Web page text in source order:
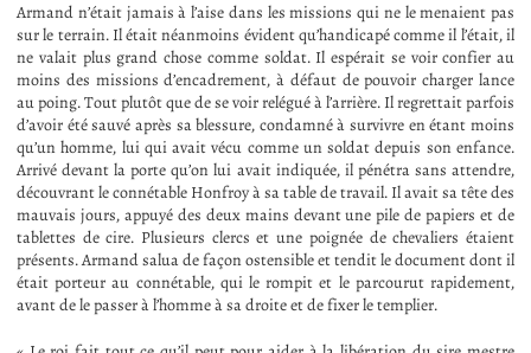
Armand n’était jamais à l’aise dans les missions qui ne le menaient pas
sur le terrain. Il était néanmoins évident qu’handicapé comme il l’était, il
ne valait plus grand chose comme soldat. Il espérait se voir confier au
moins des missions d’encadrement, à défaut de pouvoir charger lance
au poing. Tout plutôt que de se voir relégué à l’arrière. Il regrettait parfois
d’avoir été sauvé après sa blessure, condamné à survivre en étant moins
qu’un homme, lui qui avait vécu comme un soldat depuis son enfance.
Arrivé devant la porte qu’on lui avait indiquée, il pénétra sans attendre,
découvrant le connétable Honfroy à sa table de travail. Il avait sa tête des
mauvais jours, appuyé des deux mains devant une pile de papiers et de
tablettes de cire. Plusieurs clercs et une poignée de chevaliers étaient
présents. Armand salua de façon ostensible et tendit le document dont il
était porteur au connétable, qui le rompit et le parcourut rapidement,
avant de le passer à l’homme à sa droite et de fixer le templier.